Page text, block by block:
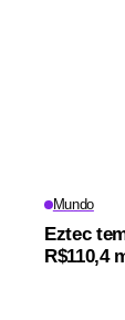
Mundo
Eztec
R$110,4